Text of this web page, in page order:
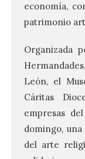
economía,
patrimonio
Organizada
León, el
Cáritas
empresas
domingo,
del arte